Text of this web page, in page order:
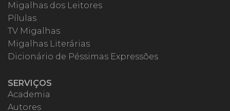
Migalhas dos Leitores
Pílulas
TV Migalhas
Migalhas Literárias
Dicionário de Péssimas Expressões
SERVIÇOS
Academia
Autores